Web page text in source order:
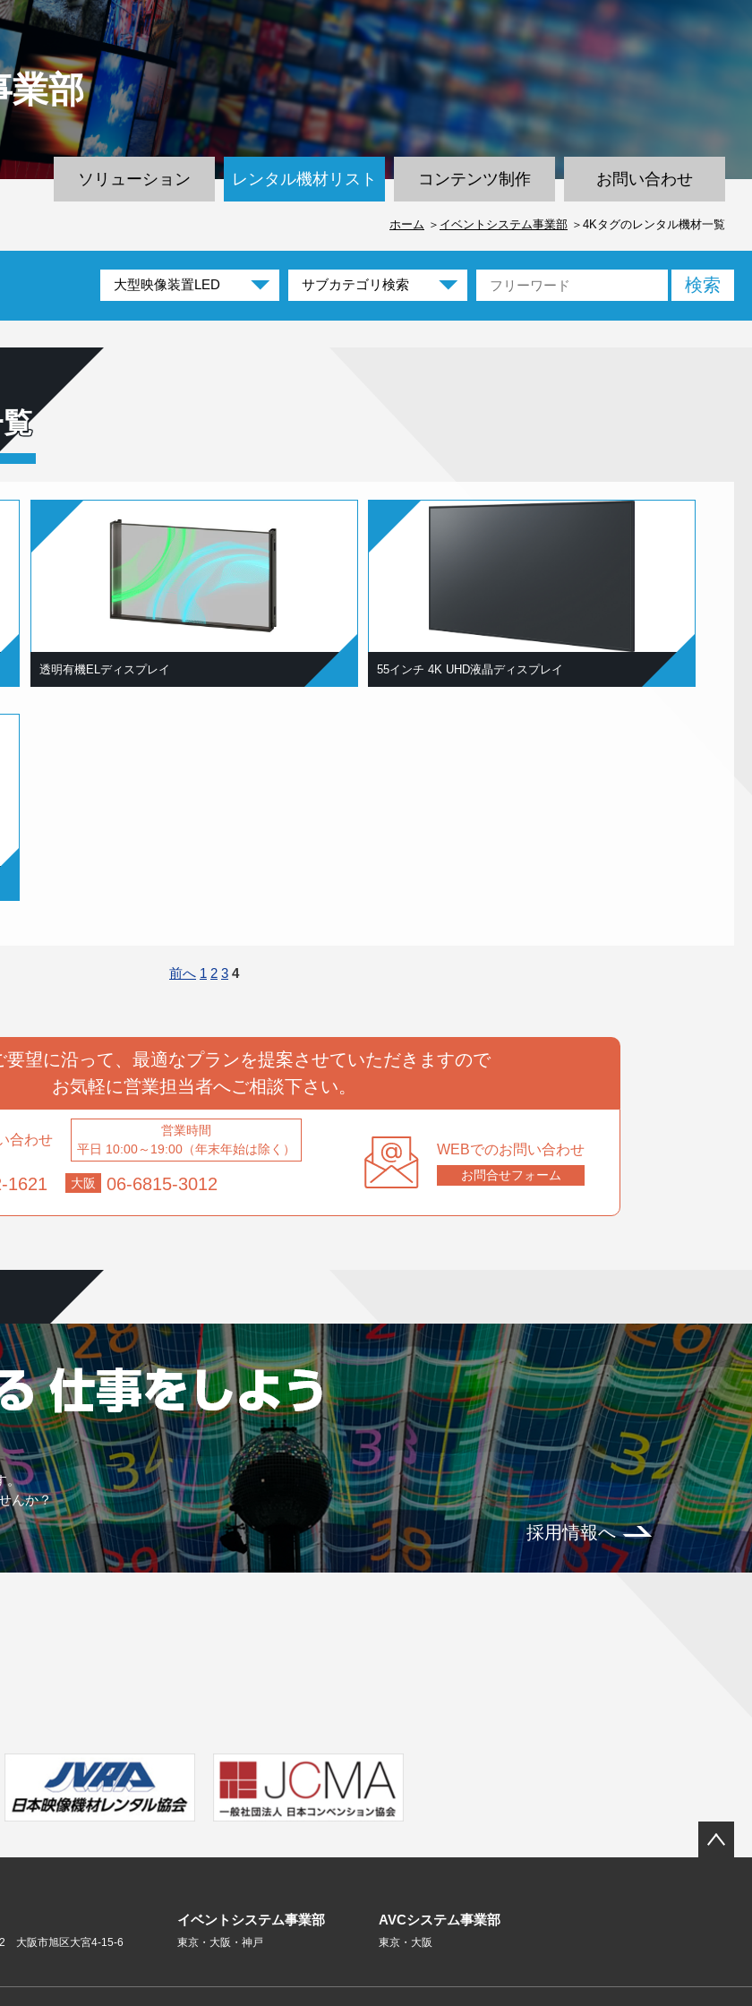
業部
ソリューション レンタル機材リスト コンテンツ制作 お問い合わせ
ホーム イベントシステム事業部 4Kタグのレンタル機材一覧
透明有機ELディスプレイ 55インチ 4K UHD液晶ディスプレイ
前へ 1 2 3 4
望に沿って、 最適なプランを提案させていただきますので
お気軽に営業担当者へご相談下さい。
合わせ
営業時間
平日 10:00～19:00（年末年始は除く）
1621 大阪 06-6815-3012
WEBでのお問い合わせ
お問合せフォーム
。
んか？
採用情報へ
大阪市旭区大宮4-15-6
イベントシステム事業部
東京・大阪・神戸
AVCシステム事業部
東京・大阪